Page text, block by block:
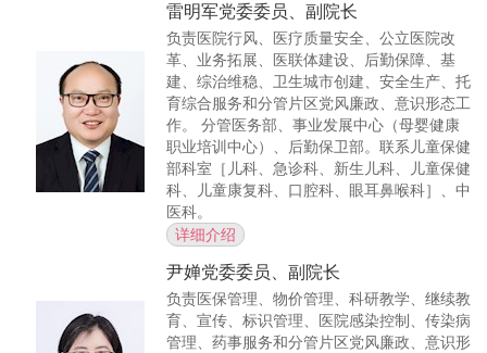
雷明军党委委员、副院长
负责医院行风、医疗质量安全、公立医院改
革、业务拓展、医联体建设、后勤保障、基
建、综治维稳、卫生城市创建、安全生产、托
育综合服务和分管片区党风廉政、意识形态工
作。 分管医务部、事业发展中心（母婴健康
职业培训中心）、后勤保卫部。联系儿童保健
部科室［儿科、急诊科、新生儿科、儿童保健
科、儿童康复科、口腔科、眼耳鼻喉科］、中
医科。
详细介绍
尹婵党委委员、副院长
负责医保管理、物价管理、科研教学、继续教
育、宣传、标识管理、医院感染控制、传染病
管理、药事服务和分管片区党风廉政、意识形